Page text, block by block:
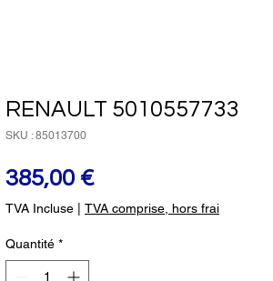
RENAULT 5010557733
SKU : 85013700
385,00 €Prix
TVA Incluse TVA comprise, hors frai
Quantité *